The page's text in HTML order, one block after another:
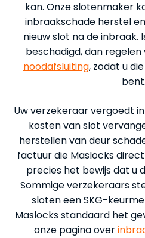
kan. Onze slotenmaker
inbraakschade herstel
nieuw slot na de inbraak.
beschadigd, dan
noodafsluiting, zodat u
bent.
Uw verzekeraar vergoedt
kosten van slot
herstellen van deur
factuur die Maslocks
precies het bewijs dat u
Sommige verzekeraars
sloten een SKG-
Maslocks standaard het
onze pagina over